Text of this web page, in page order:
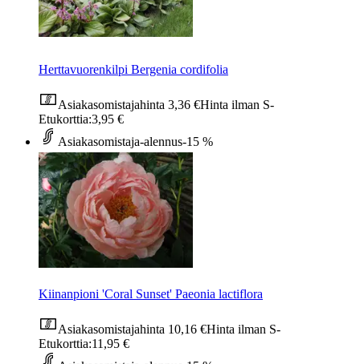
Herttavuorenkilpi Bergenia cordifolia
Asiakasomistajahinta 3,36 €Hinta ilman S-
Etukorttia:3,95 €
Asiakasomistaja-alennus-15 %
Kiinanpioni 'Coral Sunset' Paeonia lactiflora
Asiakasomistajahinta 10,16 €Hinta ilman S-
Etukorttia:11,95 €